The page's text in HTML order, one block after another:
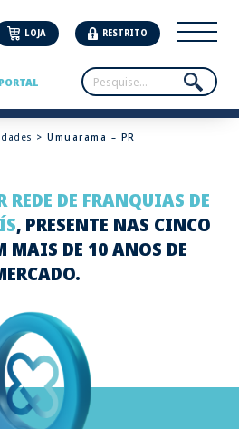
LOJA RESTRITO
PORTAL
> Umuarama – PR
REDE DE FRANQUIAS DE
, PRESENTE NAS CINCO
MAIS DE 10 ANOS DE